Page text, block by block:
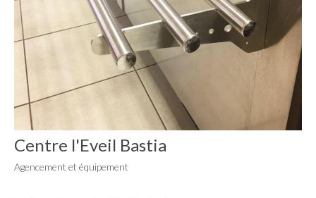
Centre l'Eveil Bastia
Agencement et équipement